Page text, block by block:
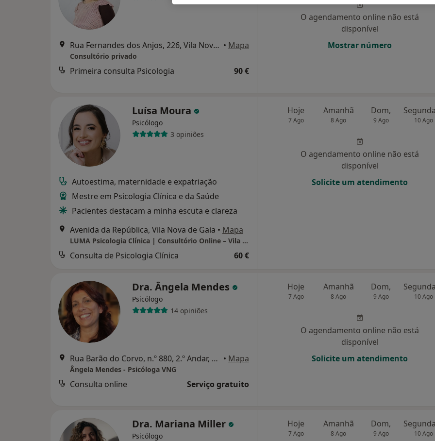
Rua Fernandes dos Anjos, 226, Vila Nova de Gaia • Mapa
Consultório privado
Primeira consulta Psicologia 90 €
O agendamento online não está
disponível
Mostrar número
Luísa Moura
Psicólogo
3 opiniões
Autoestima, maternidade e expatriação
Mestre em Psicologia Clínica e da Saúde
Pacientes destacam a minha escuta e clareza
Avenida da República, Vila Nova de Gaia • Mapa
LUMA Psicologia Clínica | Consultório Online – Vila Nova de Gaia
Consulta de Psicologia Clínica 60 €
Hoje
7 Ago
Amanhã
8 Ago
Dom,
9 Ago 10 Ago
O agendamento online não está
disponível
Solicite um atendimento
Dra. Ângela Mendes
Psicólogo
14 opiniões
Rua Barão do Corvo, n.º 880, 2.º Andar, Sala 13, Vila Nova de Gaia • Mapa
Ângela Mendes - Psicóloga VNG
Consulta online Serviço gratuito
Hoje
7 Ago
Amanhã
8 Ago
Dom,
9 Ago 10 Ago
O agendamento online não está
disponível
Solicite um atendimento
Dra. Mariana Miller
Psicólogo
Hoje
7 Ago
Amanhã
8 Ago
Dom,
9 Ago 10 Ago